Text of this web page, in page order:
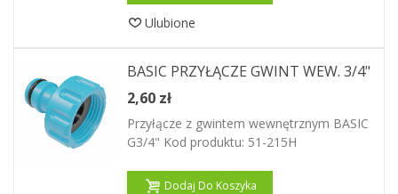
Ulubione
BASIC PRZYŁĄCZE GWINT WEW. 3/4"
2,60 zł
Przyłącze z gwintem wewnętrznym BASIC
G3/4" Kod produktu: 51-215H
Dodaj Do Koszyka